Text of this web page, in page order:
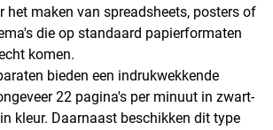
het maken van spreadsheets, posters of
die op standaard papierformaten
komen.
bieden een indrukwekkende
22 pagina's per minuut in zwart-
kleur. Daarnaast beschikken dit type